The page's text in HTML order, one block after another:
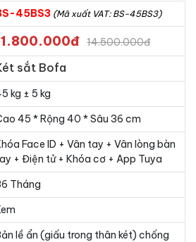
45BS3 (Mã xuất VAT: BS-45BS3)
14.500.000đ
sắt Bofa
kg ± 5 kg
45 * Rộng 40 * Sâu 36 cm
Face ID + Vân tay + Vân lòng bàn
+ Điện tử + Khóa cơ + App Tuya
Tháng
lề ẩn (giấu trong thân két) chống